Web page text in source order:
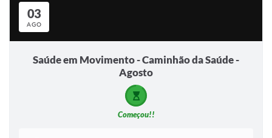
03
AGO
Saúde em Movimento - Caminhão da Saúde -
Agosto
Começou!!